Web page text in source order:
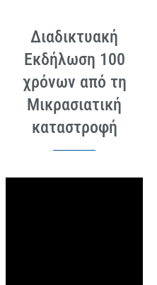
Διαδικτυακή
Εκδήλωση 100
χρόνων από τη
Μικρασιατική
καταστροφή